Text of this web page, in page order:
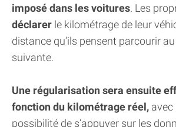
imposé dans les voitures. Les
déclarer le kilométrage de leur
distance qu’ils pensent parcourir
suivante.
Une régularisation sera ensuite
fonction du kilométrage réel,
possibilité de s’appuyer sur les